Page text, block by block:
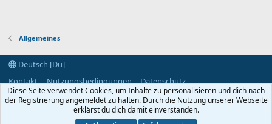
Allgemeines
Deutsch [Du]
Kontakt
Nutzungsbedingungen
Datenschutz
Hilfe und Impressum
Start
R
S
S
Community platform by XenForo® © 2010-2024 XenForo Ltd.
Diese Seite verwendet Cookies, um Inhalte zu personalisieren und dich nach
der Registrierung angemeldet zu halten. Durch die Nutzung unserer Webseite
erklärst du dich damit einverstanden.